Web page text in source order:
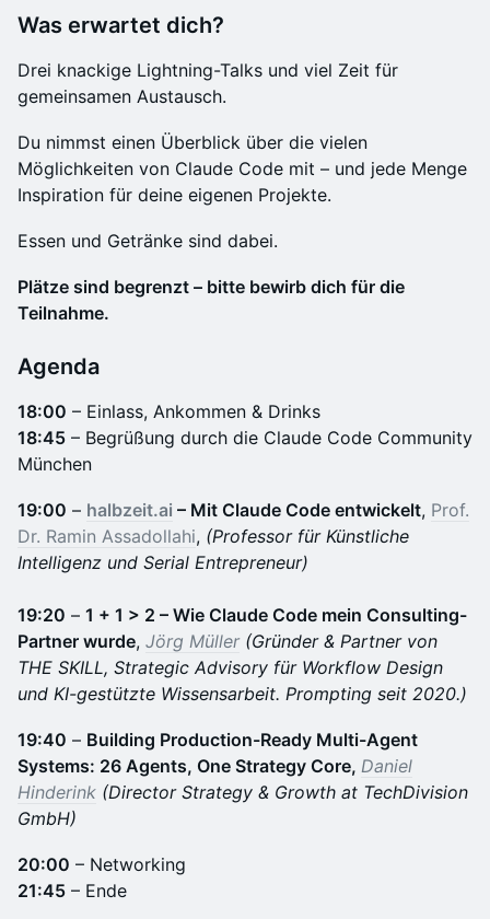
​Was erwartet dich?
​Drei knackige Lightning-Talks und viel Zeit für
gemeinsamen Austausch.
​Du nimmst einen Überblick über die vielen
Möglichkeiten von Claude Code mit – und jede Menge
Inspiration für deine eigenen Projekte.
​Essen und Getränke sind dabei.
Plätze sind begrenzt – bitte bewirb dich für die
Teilnahme.
​Agenda
18:00 – Einlass, Ankommen & Drinks
18:45 – Begrüßung durch die Claude Code Community
München
19:00 – halbzeit.ai – Mit Claude Code entwickelt, Prof.
Dr. Ramin Assadollahi, (Professor für Künstliche
Intelligenz und Serial Entrepreneur)
19:20 – 1 + 1 > 2 – Wie Claude Code mein Consulting-
Partner wurde, Jörg Müller(Gründer & Partner von
THE SKILL, Strategic Advisory für Workflow Design
und KI-gestützte Wissensarbeit. Prompting seit 2020.)
19:40 – Building Production-Ready Multi-Agent
Systems: 26 Agents, One Strategy Core, Daniel
Hinderink (Director Strategy & Growth at TechDivision
GmbH)
20:00 – Networking
21:45 – Ende